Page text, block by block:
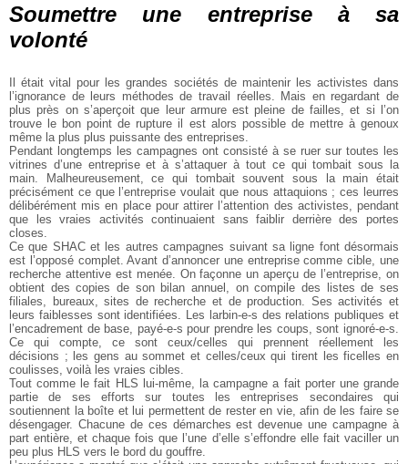
Soumettre une entreprise à sa
volonté
Il était vital pour les grandes sociétés de maintenir les activistes dans
l’ignorance de leurs méthodes de travail réelles. Mais en regardant de
plus près on s’aperçoit que leur armure est pleine de failles, et si l’on
trouve le bon point de rupture il est alors possible de mettre à genoux
même la plus plus puissante des entreprises.
Pendant longtemps les campagnes ont consisté à se ruer sur toutes les
vitrines d’une entreprise et à s’attaquer à tout ce qui tombait sous la
main. Malheureusement, ce qui tombait souvent sous la main était
précisément ce que l’entreprise voulait que nous attaquions ; ces leurres
délibérément mis en place pour attirer l’attention des activistes, pendant
que les vraies activités continuaient sans faiblir derrière des portes
closes.
Ce que SHAC et les autres campagnes suivant sa ligne font désormais
est l’opposé complet. Avant d’annoncer une entreprise comme cible, une
recherche attentive est menée. On façonne un aperçu de l’entreprise, on
obtient des copies de son bilan annuel, on compile des listes de ses
filiales, bureaux, sites de recherche et de production. Ses activités et
leurs faiblesses sont identifiées. Les larbin-e-s des relations publiques et
l’encadrement de base, payé-e-s pour prendre les coups, sont ignoré-e-s.
Ce qui compte, ce sont ceux/celles qui prennent réellement les
décisions ; les gens au sommet et celles/ceux qui tirent les ficelles en
coulisses, voilà les vraies cibles.
Tout comme le fait HLS lui-même, la campagne a fait porter une grande
partie de ses efforts sur toutes les entreprises secondaires qui
soutiennent la boîte et lui permettent de rester en vie, afin de les faire se
désengager. Chacune de ces démarches est devenue une campagne à
part entière, et chaque fois que l’une d’elle s’effondre elle fait vaciller un
peu plus HLS vers le bord du gouffre.